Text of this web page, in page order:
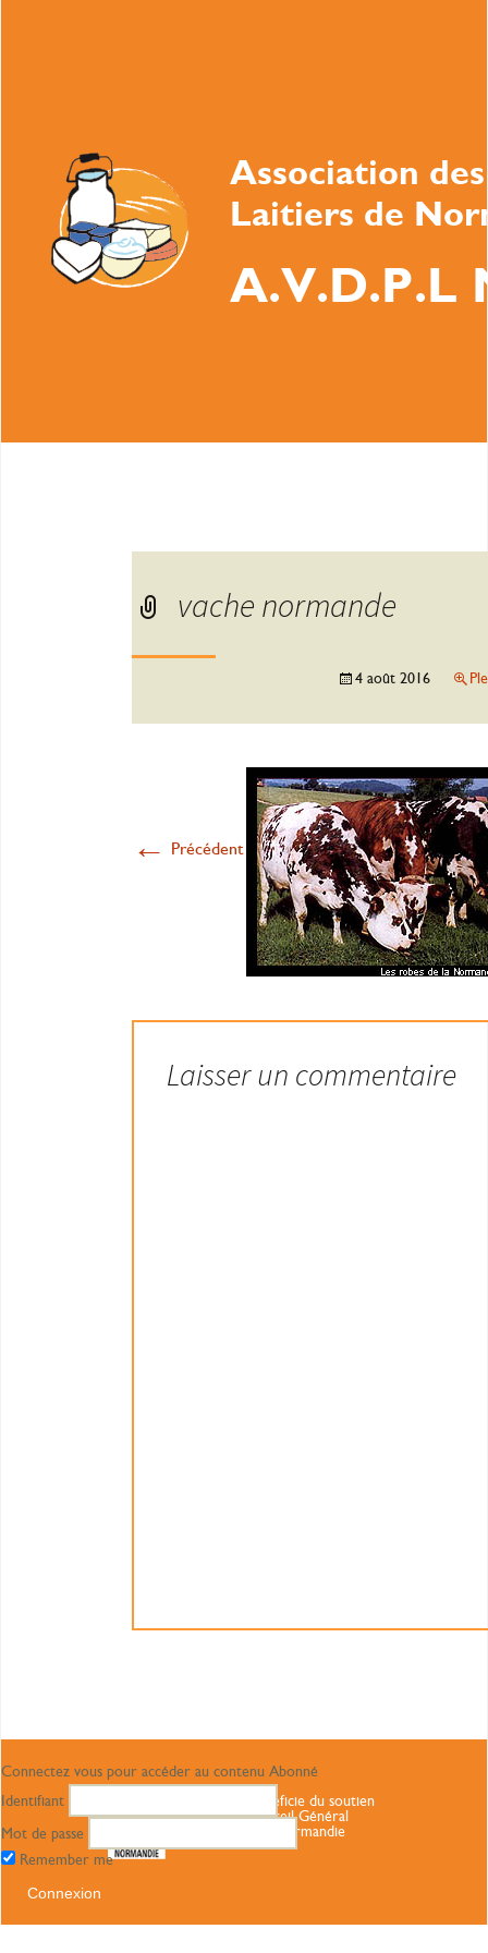
Association
Laitiers de
A.V.D.P.L
vache normande
4 août 2016
← Précédent
Laisser un commentaire
Connectez vous pour accéder au contenu Abonné
Identifiant
Mot de passe
Remember me
Ce site bénéficie du soutien
du Conseil Général
Haute Normandie